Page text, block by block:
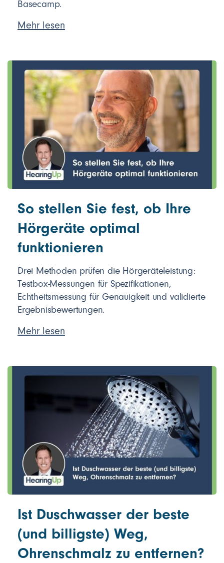
Basecamp.
Mehr lesen
So stellen Sie fest, ob Ihre
Hörgeräte optimal
funktionieren
Drei Methoden prüfen die Hörgeräteleistung:
Testbox-Messungen für Spezifikationen,
Echtheitsmessung für Genauigkeit und validierte
Ergebnisbewertungen.
Mehr lesen
Ist Duschwasser der beste
(und billigste) Weg,
Ohrenschmalz zu entfernen?